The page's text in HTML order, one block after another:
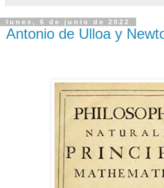
lunes, 6 de junio de 2022
Antonio de Ulloa y